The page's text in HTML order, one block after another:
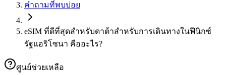
คำถามที่พบบ่อย
eSIM ที่ดีที่สุดสำหรับดาต้าสำหรับการเดินทางในฟีนิกซ์
รัฐแอริโซนา คืออะไร?
ศูนย์ช่วยเหลือ